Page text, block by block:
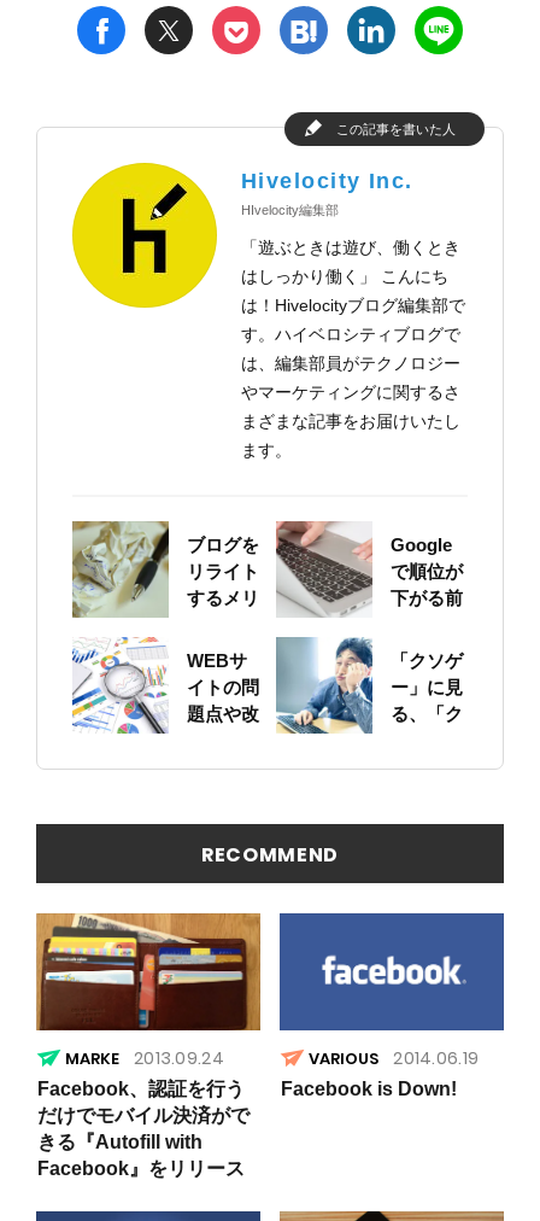
f t p h l n
この記事を書いた人
Hivelocity Inc.
HIvelocity編集部
「遊ぶときは遊び、働くとき
はしっかり働く」 こんにち
は！Hivelocityブログ編集部で
す。ハイベロシティブログで
は、編集部員がテクノロジー
やマーケティングに関するさ
まざまな記事をお届けいたし
ます。
ブログを
リライト
するメリ
いて
Google
で順位が
下がる前
のサイト
をちゃん
と確認し
WEBサ
イトの問
題点や改
トの概要
見つける
方法
「クソゲ
ー」に見
る、「ク
ト」の原
RECOMMEND
2013.09.24
Facebook、認証を行う
だけでモバイル決済がで
きる『Autofill with
Facebook』をリリース
VARIOUS 2014.06.19
Facebook is Down!